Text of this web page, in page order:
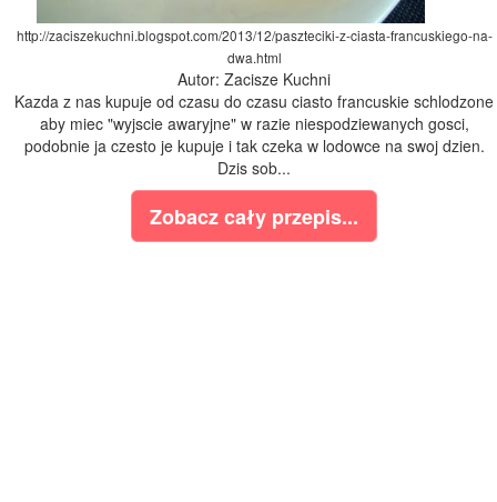
http://zaciszekuchni.blogspot.com/2013/12/paszteciki-z-ciasta-francuskiego-na-
dwa.html
Autor: Zacisze Kuchni
Kazda z nas kupuje od czasu do czasu ciasto francuskie schlodzone
aby miec "wyjscie awaryjne" w razie niespodziewanych gosci,
podobnie ja czesto je kupuje i tak czeka w lodowce na swoj dzien.
Dzis sob...
Zobacz cały przepis...